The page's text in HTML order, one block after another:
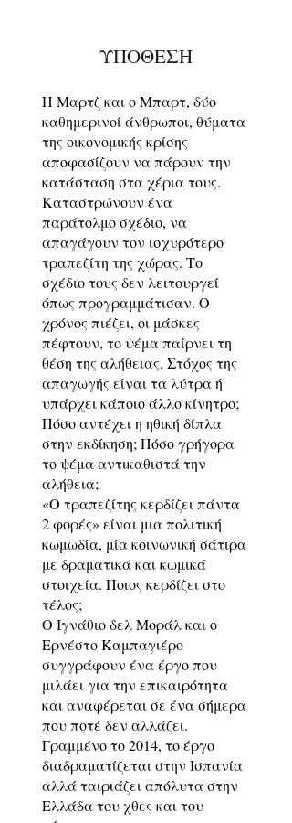
ΥΠΟΘΕΣΗ
Η Μαρτζ και ο Μπαρτ, δύο
καθημερινοί άνθρωποι, θύματα
της οικονομικής κρίσης
αποφασίζουν να πάρουν την
κατάσταση στα χέρια τους.
Καταστρώνουν ένα
παράτολμο σχέδιο, να
απαγάγουν τον ισχυρότερο
τραπεζίτη της χώρας. Το
σχέδιο τους δεν λειτουργεί
όπως προγραμμάτισαν. Ο
χρόνος πιέζει, οι μάσκες
πέφτουν, το ψέμα παίρνει τη
θέση της αλήθειας. Στόχος της
απαγωγής είναι τα λύτρα ή
υπάρχει κάποιο άλλο κίνητρο;
Πόσο αντέχει η ηθική δίπλα
στην εκδίκηση; Πόσο γρήγορα
το ψέμα αντικαθιστά την
αλήθεια;
«Ο τραπεζίτης κερδίζει πάντα
2 φορές» είναι μια πολιτική
κωμωδία, μία κοινωνική σάτιρα
με δραματικά και κωμικά
στοιχεία. Ποιος κερδίζει στο
τέλος;
Ο Ιγνάθιο δελ Μοράλ και ο
Ερνέστο Καμπαγιέρο
συγγράφουν ένα έργο που
μιλάει για την επικαιρότητα
και αναφέρεται σε ένα σήμερα
που ποτέ δεν αλλάζει.
Γραμμένο το 2014, το έργο
διαδραματίζεται στην Ισπανία
αλλά ταιριάζει απόλυτα στην
Ελλάδα του χθες και του